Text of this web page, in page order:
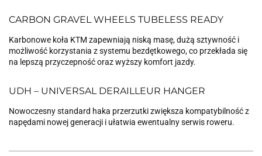
CARBON GRAVEL WHEELS TUBELESS READY
Karbonowe koła KTM zapewniają niską masę, dużą sztywność i
możliwość korzystania z systemu bezdętkowego, co przekłada się
na lepszą przyczepność oraz wyższy komfort jazdy.
UDH – UNIVERSAL DERAILLEUR HANGER
Nowoczesny standard haka przerzutki zwiększa kompatybilność z
napędami nowej generacji i ułatwia ewentualny serwis roweru.